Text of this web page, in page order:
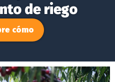
de riego
cómo